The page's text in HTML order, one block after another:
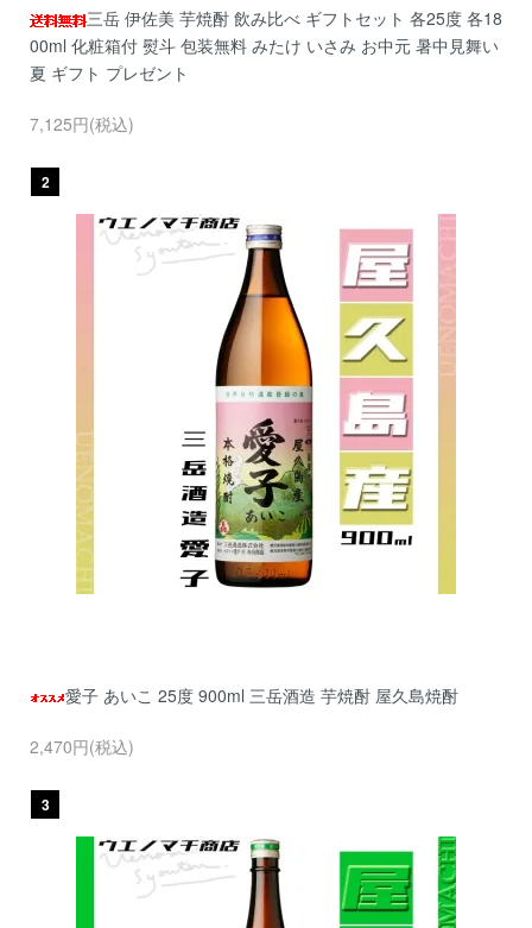
三岳 伊佐美 芋焼酎 飲み比べ ギフトセット 各25度 各18
00ml 化粧箱付 熨斗 包装無料 みたけ いさみ お中元 暑中見舞い
夏 ギフト プレゼント
7,125円(税込)
2
愛子 あいこ 25度 900ml 三岳酒造 芋焼酎 屋久島焼酎
2,470円(税込)
3